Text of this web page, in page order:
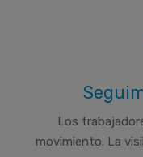
Los
movimiento. La